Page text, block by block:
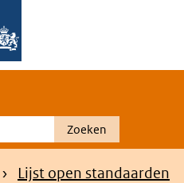
Zoeken
Lijst open standaarden